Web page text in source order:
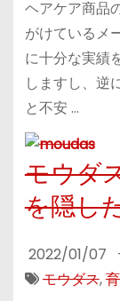
ヘアケア商品
がけているメ
に十分な実績
しますし、逆
と不安 …
モウダ
を隠し
2022/01/07
モウダス,